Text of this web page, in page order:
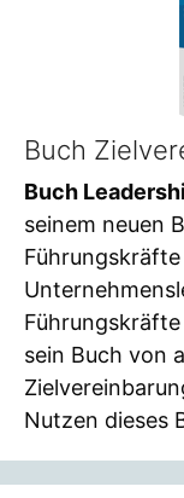
Buch
Buch
seinem neuen
sein Buch von
Nutzen dieses